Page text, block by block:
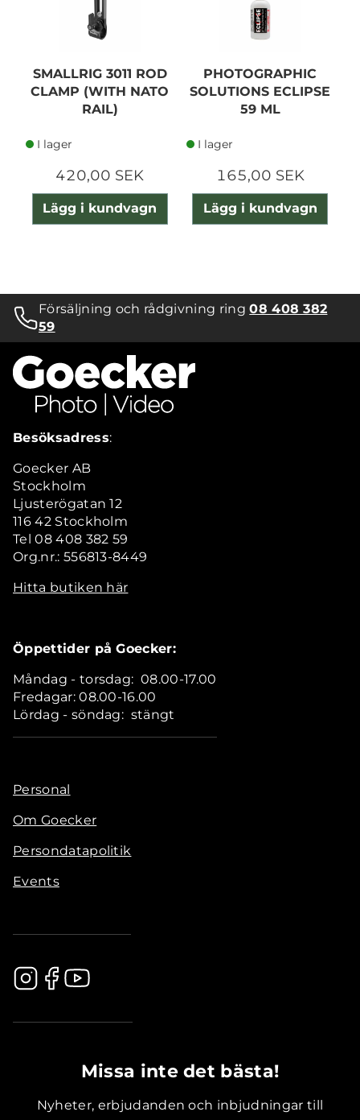
SMALLRIG 3011 ROD
CLAMP (WITH NATO
RAIL)
I lager
420,00 SEK
Lägg i kundvagn
PHOTOGRAPHIC
SOLUTIONS ECLIPSE
59 ML
I lager
165,00 SEK
Lägg i kundvagn
Försäljning och rådgivning ring08 408 382
59
Besöksadress:
Goecker AB
Stockholm
Ljusterögatan 12
116 42 Stockholm
Tel 08 408 382 59
Org.nr.: 556813-8449
Hitta butiken här
Öppettider på Goecker:
Måndag - torsdag: 08.00-17.00
Fredagar: 08.00-16.00
Lördag - söndag: stängt
Personal
Om Goecker
Persondatapolitik
Events
Missa inte det bästa!
Nyheter, erbjudanden och inbjudningar till